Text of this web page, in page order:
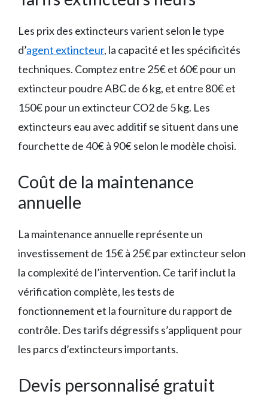
Les prix des extincteurs varient selon le type
d’agent extincteur, la capacité et les spécificités
techniques. Comptez entre 25€ et 60€ pour un
extincteur poudre ABC de 6 kg, et entre 80€ et
150€ pour un extincteur CO2 de 5 kg. Les
extincteurs eau avec additif se situent dans une
fourchette de 40€ à 90€ selon le modèle choisi.
Coût de la maintenance
annuelle
La maintenance annuelle représente un
investissement de 15€ à 25€ par extincteur selon
la complexité de l’intervention. Ce tarif inclut la
vérification complète, les tests de
fonctionnement et la fourniture du rapport de
contrôle. Des tarifs dégressifs s’appliquent pour
les parcs d’extincteurs importants.
Devis personnalisé gratuit